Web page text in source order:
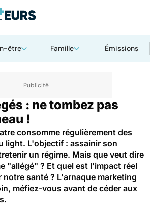
être Famille Émissions
: ne tombez pas
!
consomme régulièrement des
light. L'objectif : assainir son
un régime. Mais que veut dire
"allégé" ? Et quel est l'impact réel
santé ? L'arnaque marketing
méfiez-vous avant de céder aux